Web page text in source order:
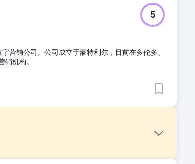
5
销公司。公司成立于蒙特利尔，目前在多伦多、
机构。